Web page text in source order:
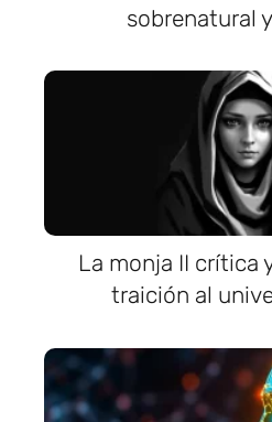
sobrenatural
La monja II crítica
traición al